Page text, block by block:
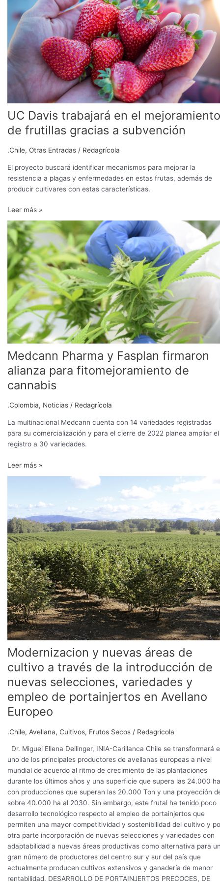
UC Davis trabajará en el mejoramiento
de frutillas gracias a subvención
.Chile, Otras Entradas / Redagrícola
El proyecto buscará identificar mecanismos para mejorar la
resistencia a plagas y enfermedades en estas frutas, además de
producir cultivares con estas características.
trabajará
mejoramiento
de
frutillas
a
subvención
Leer más »
Medcann Pharma y Fasplan firmaron
alianza para fitomejoramiento de
cannabis
.Colombia, Noticias / Redagrícola
La multinacional Medcann cuenta con 14 variedades registradas
para su comercialización y para el cierre de 2022 planea ampliar el
registro a 30 variedades.
Medcann
Pharma
y
Fasplan
firmaron
alianza
para
fitomejoramiento
de
cannabis
Leer más »
Modernizacion y nuevas áreas de
cultivo a través de la introducción de
nuevas selecciones, variedades y
empleo de portainjertos en Avellano
Europeo
.Chile, Avellana, Cultivos, Frutos Secos / Redagrícola
Dr. Miguel Ellena Dellinger, INIA-Carillanca Chile se transformará
uno de los principales productores de avellanas europeas a nivel
mundial de acuerdo al ritmo de crecimiento de las plantaciones
durante los últimos años y una superficie que supera las 24.000
con producciones que superan las 20.000 Ton y una proyección
sobre 40.000 ha al 2030. Sin embargo, este frutal ha tenido poco
desarrollo tecnológico respecto al empleo de portainjertos que
permiten una mayor competitividad y sostenibilidad del cultivo y
otra parte incorporación de nuevas selecciones y variedades con
adaptabilidad a nuevas áreas productivas como alternativa para
gran número de productores del centro sur y sur del país que
actualmente producen cultivos extensivos y ganadería de menor
rentabilidad. DESARROLLO DE PORTAINJERTOS PRECOCES, DE
de
cultivo
a
través
de
la
introducción
de
nuevas
selecciones,
variedades
y
empleo
de
en
Avellano
Europeo